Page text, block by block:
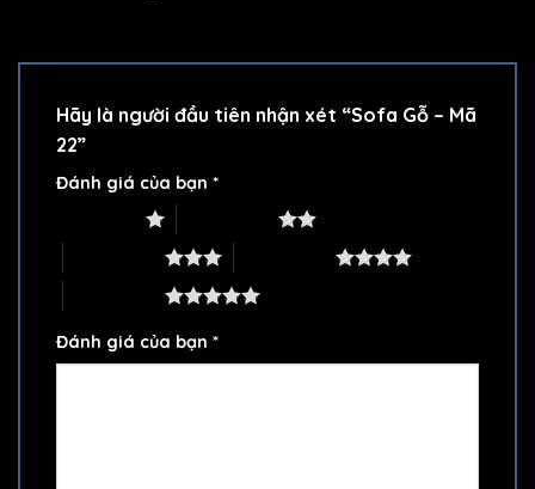
Hãy là người đầu tiên nhận xét “Sofa Gỗ – Mã
22”
Đánh giá của bạn *
Đánh giá của bạn *